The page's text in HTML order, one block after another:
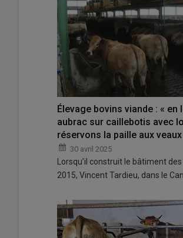
Élevage bovins viande : «
aubrac sur caillebotis avec
réservons la paille aux veaux
30 avril 2025
Lorsqu’il construit le bâtiment
2015, Vincent Tardieu, dans le